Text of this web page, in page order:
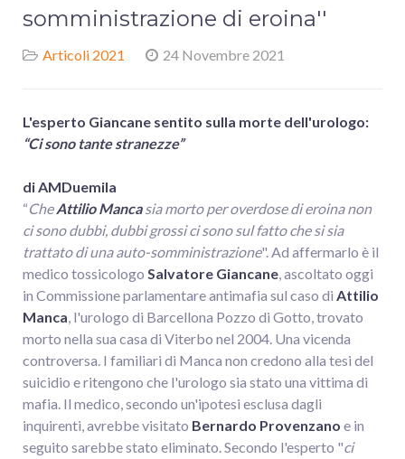
somministrazione di eroina''
Articoli 2021 24 Novembre 2021
L'esperto Giancane sentito sulla morte dell'urologo:
“Ci sono tante stranezze”
di AMDuemila
“CheAttilio Mancasia morto per overdose di eroina non
ci sono dubbi, dubbi grossi ci sono sul fatto che si sia
trattato di una auto-somministrazione". Ad affermarlo è il
medico tossicologo Salvatore Giancane, ascoltato oggi
in Commissione parlamentare antimafia sul caso di Attilio
Manca, l'urologo di Barcellona Pozzo di Gotto, trovato
morto nella sua casa di Viterbo nel 2004. Una vicenda
controversa. I familiari di Manca non credono alla tesi del
suicidio e ritengono che l'urologo sia stato una vittima di
mafia. Il medico, secondo un'ipotesi esclusa dagli
inquirenti, avrebbe visitato Bernardo Provenzano e in
seguito sarebbe stato eliminato. Secondo l'esperto "ci